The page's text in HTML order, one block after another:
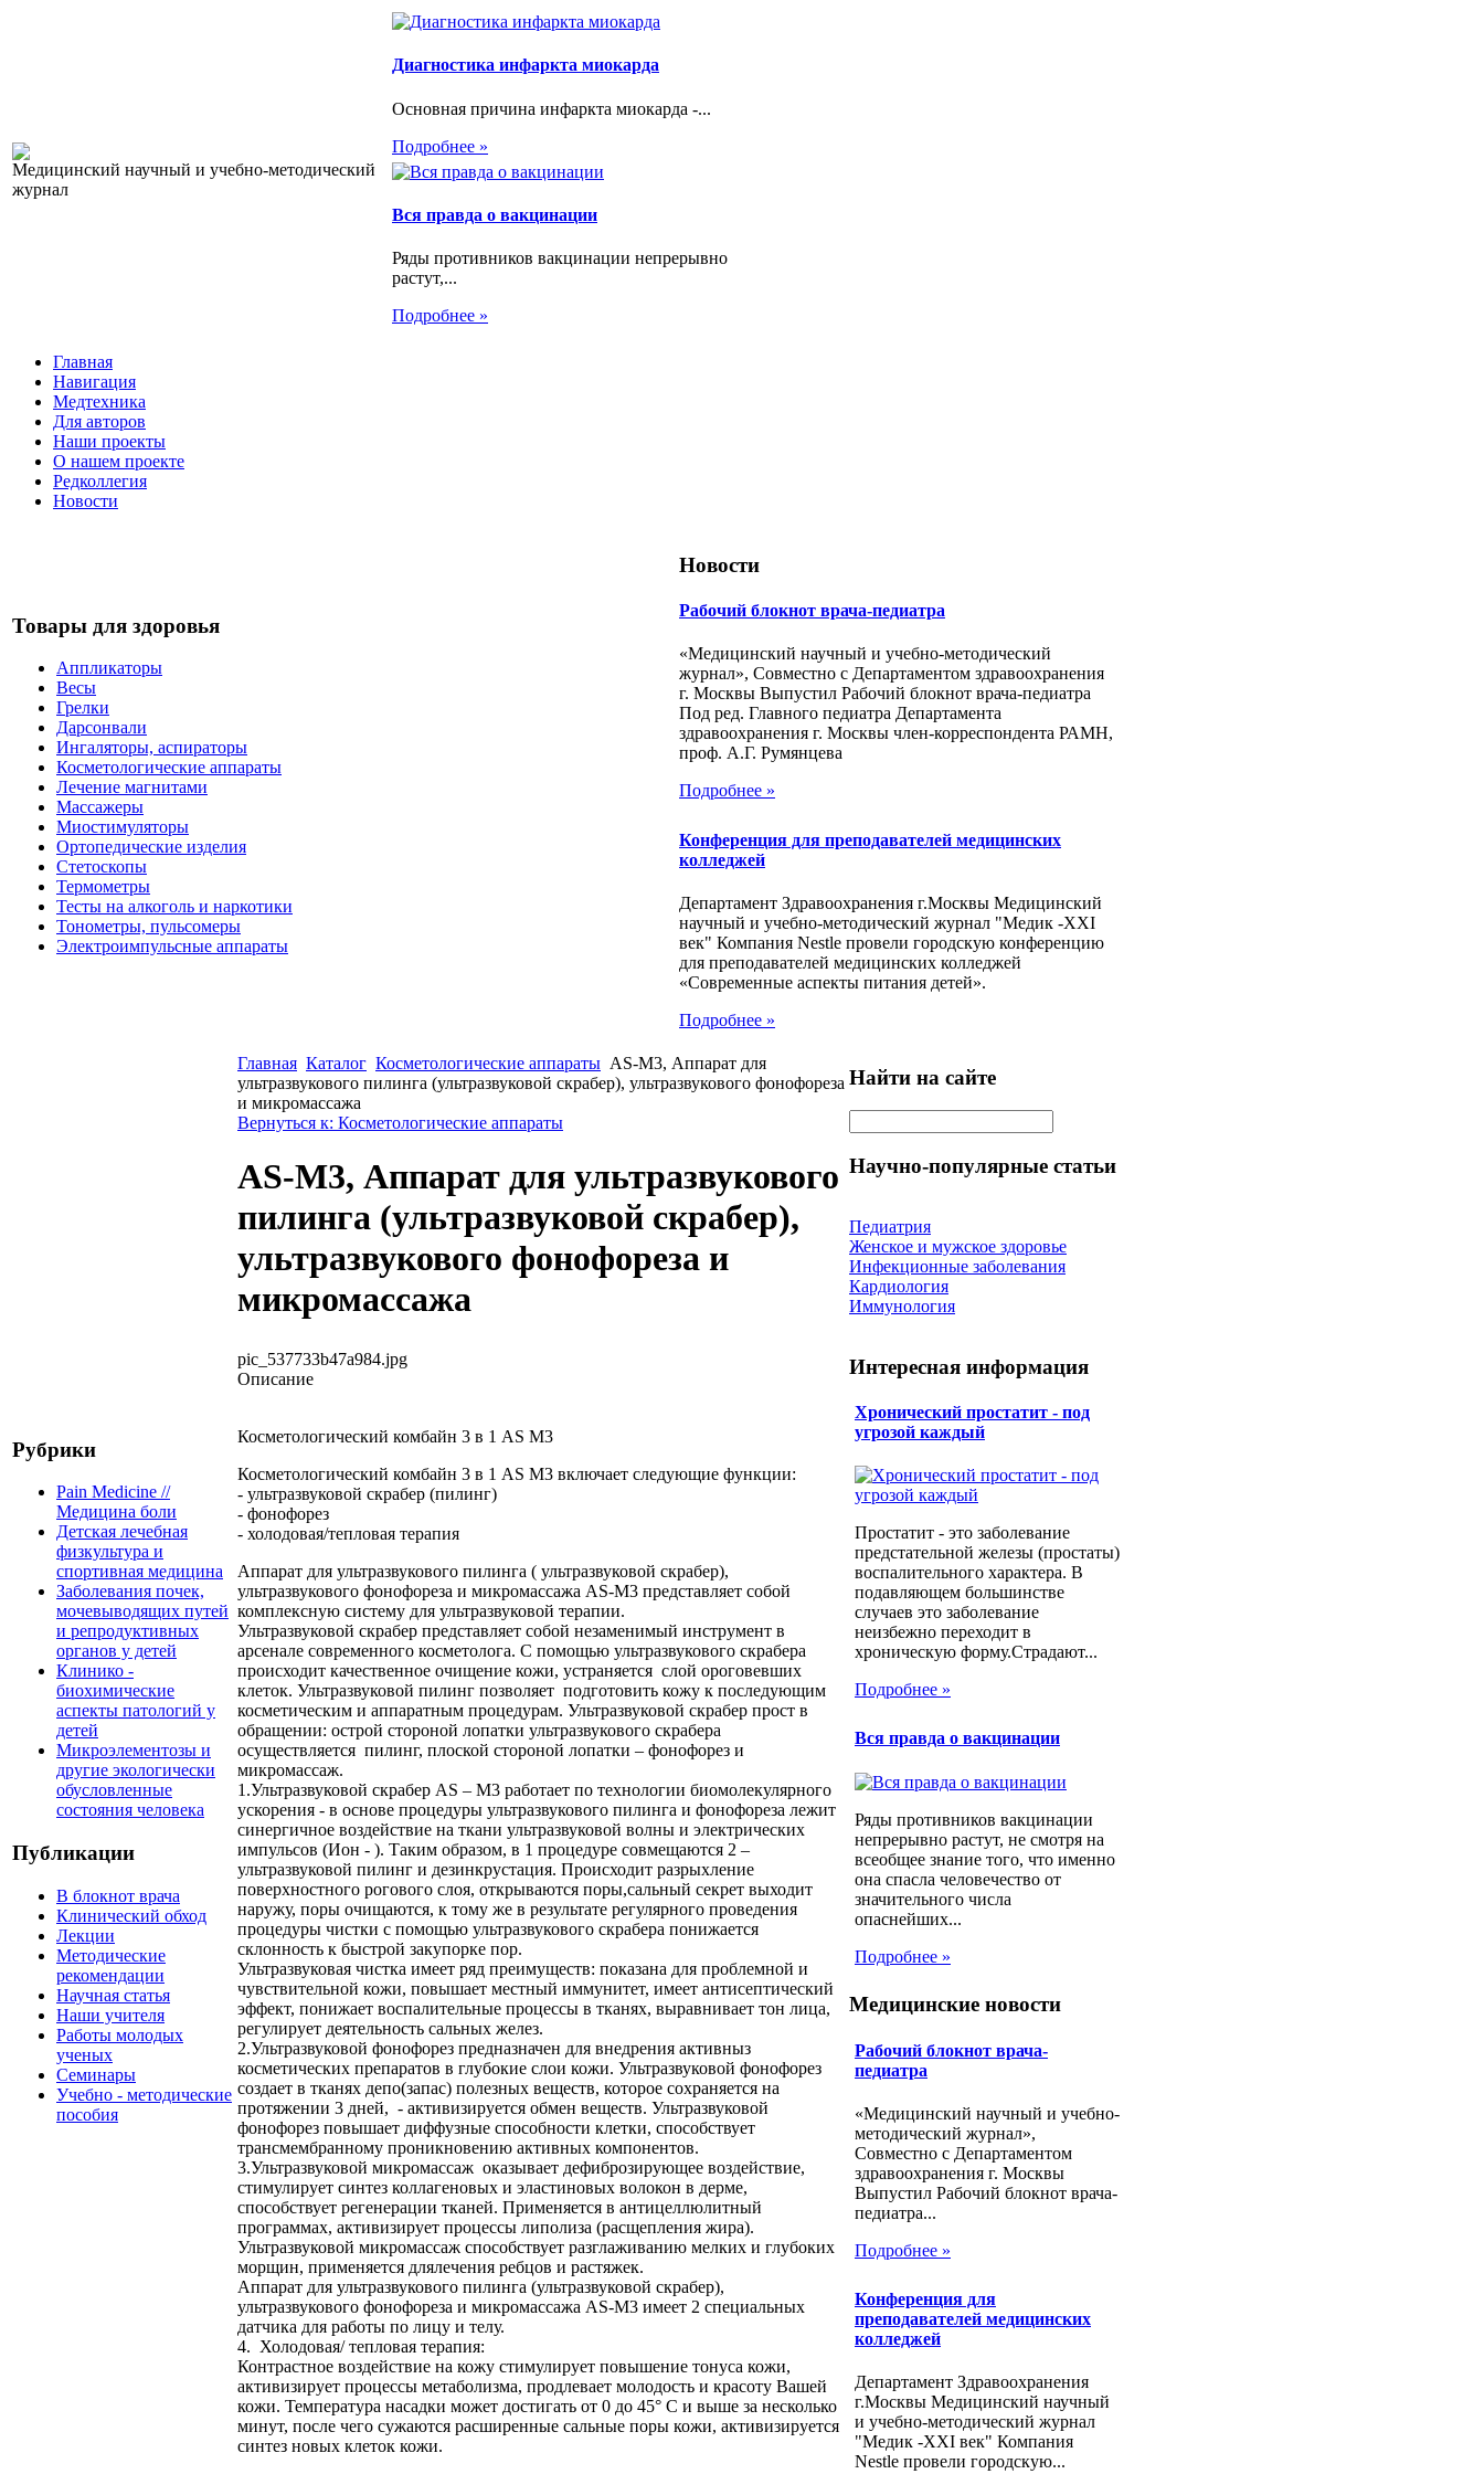
Медицинский научный и учебно-методический
журнал
Диагностика инфаркта миокарда
Основная причина инфаркта миокарда -...
Подробнее »
Вся правда о вакцинации
Ряды противников вакцинации непрерывно
растут,...
Подробнее »
Главная
Навигация
Медтехника
Для авторов
Наши проекты
О нашем проекте
Редколлегия
Новости
Товары для здоровья
Аппликаторы
Весы
Грелки
Дарсонвали
Ингаляторы, аспираторы
Косметологические аппараты
Лечение магнитами
Массажеры
Миостимуляторы
Ортопедические изделия
Стетоскопы
Термометры
Тесты на алкоголь и наркотики
Тонометры, пульсомеры
Электроимпульсные аппараты
Новости
Рабочий блокнот врача-педиатра
«Медицинский научный и учебно-методический
журнал», Совместно с Департаментом здравоохранения
г. Москвы Выпустил Рабочий блокнот врача-педиатра
Под ред. Главного педиатра Департамента
здравоохранения г. Москвы член-корреспондента РАМН,
проф. А.Г. Румянцева
Подробнее »
Конференция для преподавателей медицинских
колледжей
Департамент Здравоохранения г.Москвы Медицинский
научный и учебно-методический журнал "Медик -ХХI
век" Компания Nestle провели городскую конференцию
для преподавателей медицинских колледжей
«Современные аспекты питания детей».
Подробнее »
Рубрики
Pain Medicine //
Медицина боли
Детская лечебная
физкультура и
спортивная медицина
Заболевания почек,
мочевыводящих путей
и репродуктивных
органов у детей
Клинико -
биохимические
аспекты патологий у
детей
Микроэлементозы и
другие экологически
обусловленные
состояния человека
Публикации
В блокнот врача
Клинический обход
Лекции
Методические
рекомендации
Научная статья
Наши учителя
Работы молодых
ученых
Семинары
Учебно - методические
пособия
Главная Каталог Косметологические аппараты AS-M3, Аппарат для
ультразвукового пилинга (ультразвуковой скрабер), ультразвукового фонофореза
и микромассажа
Вернуться к: Косметологические аппараты
AS-M3, Аппарат для ультразвукового
пилинга (ультразвуковой скрабер),
ультразвукового фонофореза и
микромассажа
pic_537733b47a984.jpg
Описание
Косметологический комбайн 3 в 1 AS M3
Косметологический комбайн 3 в 1 AS M3 включает следующие функции:
- ультразвуковой скрабер (пилинг)
- фонофорез
- холодовая/тепловая терапия
Аппарат для ультразвукового пилинга ( ультразвуковой скрабер),
ультразвукового фонофореза и микромассажа AS-M3 представляет собой
комплексную систему для ультразвуковой терапии.
Ультразвуковой скрабер представляет собой незаменимый инструмент в
арсенале современного косметолога. С помощью ультразвукового скрабера
происходит качественное очищение кожи, устраняется слой ороговевших
клеток. Ультразвуковой пилинг позволяет подготовить кожу к последующим
косметическим и аппаратным процедурам. Ультразвуковой скрабер прост в
обращении: острой стороной лопатки ультразвукового скрабера
осуществляется пилинг, плоской стороной лопатки – фонофорез и
микромассаж.
1.Ультразвуковой скрабер AS – M3 работает по технологии биомолекулярного
ускорения - в основе процедуры ультразвукового пилинга и фонофореза лежит
синергичное воздействие на ткани ультразвуковой волны и электрических
импульсов (Ион - ). Таким образом, в 1 процедуре совмещаются 2 –
ультразвуковой пилинг и дезинкрустация. Происходит разрыхление
поверхностного рогового слоя, открываются поры,сальный секрет выходит
наружу, поры очищаются, к тому же в результате регулярного проведения
процедуры чистки с помощью ультразвукового скрабера понижается
склонность к быстрой закупорке пор.
Ультразвуковая чистка имеет ряд преимуществ: показана для проблемной и
чувствительной кожи, повышает местный иммунитет, имеет антисептический
эффект, понижает воспалительные процессы в тканях, выравнивает тон лица,
регулирует деятельность сальных желез.
2.Ультразвуковой фонофорез предназначен для внедрения активныз
косметических препаратов в глубокие слои кожи. Ультразвуковой фонофорез
создает в тканях депо(запас) полезных веществ, которое сохраняется на
протяжении 3 дней, - активизируется обмен веществ. Ультразвуковой
фонофорез повышает диффузные способности клетки, способствует
трансмембранному проникновению активных компонентов.
3.Ультразвуковой микромассаж оказывает дефиброзирующее воздействие,
стимулирует синтез коллагеновых и эластиновых волокон в дерме,
способствует регенерации тканей. Применяется в антицеллюлитный
программах, активизирует процессы липолиза (расщепления жира).
Ультразвуковой микромассаж способствует разглаживанию мелких и глубоких
морщин, применяется длялечения ребцов и растяжек.
Аппарат для ультразвукового пилинга (ультразвуковой скрабер),
ультразвукового фонофореза и микромассажа AS-M3 имеет 2 специальных
датчика для работы по лицу и телу.
4. Холодовая/ тепловая терапия:
Контрастное воздействие на кожу стимулирует повышение тонуса кожи,
активизирует процессы метаболизма, продлевает молодость и красоту Вашей
кожи. Температура насадки может достигать от 0 до 45° С и выше за несколько
минут, после чего сужаются расширенные сальные поры кожи, активизируется
синтез новых клеток кожи.
Найти на сайте
Научно-популярные статьи
Педиатрия
Женское и мужское здоровье
Инфекционные заболевания
Кардиология
Иммунология
Интересная информация
Хронический простатит - под
угрозой каждый
Простатит - это заболевание
предстательной железы (простаты)
воспалительного характера. В
подавляющем большинстве
случаев это заболевание
неизбежно переходит в
хроническую форму.Страдают...
Подробнее »
Вся правда о вакцинации
Ряды противников вакцинации
непрерывно растут, не смотря на
всеобщее знание того, что именно
она спасла человечество от
значительного числа
опаснейших...
Подробнее »
Медицинские новости
Рабочий блокнот врача-
педиатра
«Медицинский научный и учебно-
методический журнал»,
Совместно с Департаментом
здравоохранения г. Москвы
Выпустил Рабочий блокнот врача-
педиатра...
Подробнее »
Конференция для
преподавателей медицинских
колледжей
Департамент Здравоохранения
г.Москвы Медицинский научный
и учебно-методический журнал
"Медик -ХХI век" Компания
Nestle провели городскую...